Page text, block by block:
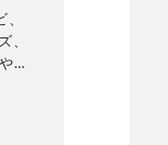
、
便
て